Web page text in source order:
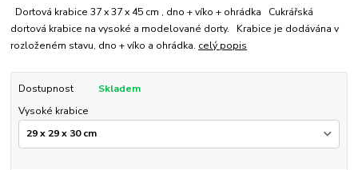
Dortová krabice 37 x 37 x 45 cm , dno + víko + ohrádka Cukrářská
dortová krabice na vysoké a modelované dorty. Krabice je dodávána v
rozloženém stavu, dno + víko a ohrádka. celý popis
Dostupnost
Skladem
Vysoké krabice